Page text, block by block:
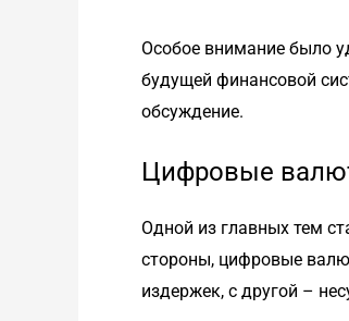
Особое внимание было
будущей финансовой
обсуждение.
Цифровые
Одной из главных тем
стороны, цифровые
издержек, с другой –